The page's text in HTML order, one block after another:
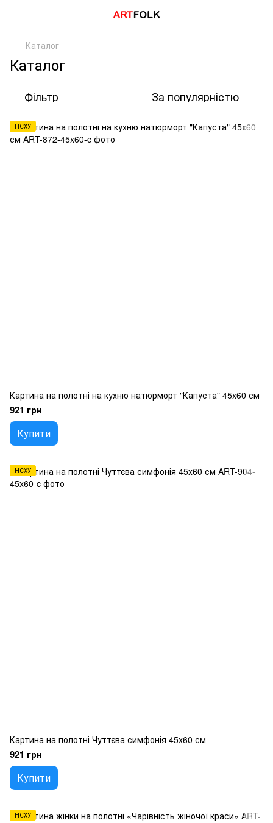
Каталог
Каталог
Фільтр За популярністю
НСХУ
Картина на полотні на кухню натюрморт "Капуста" 45х60 см
921 грн
Купити
НСХУ
Картина на полотні Чуттєва симфонія 45х60 см
921 грн
Купити
НСХУ